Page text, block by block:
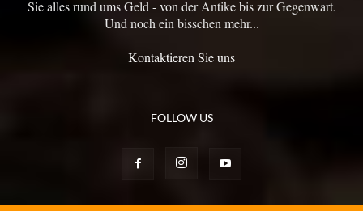
Sie alles rund ums Geld - von der Antike bis zur Gegenwart.
Und noch ein bisschen mehr...
Kontaktieren Sie uns
FOLLOW US